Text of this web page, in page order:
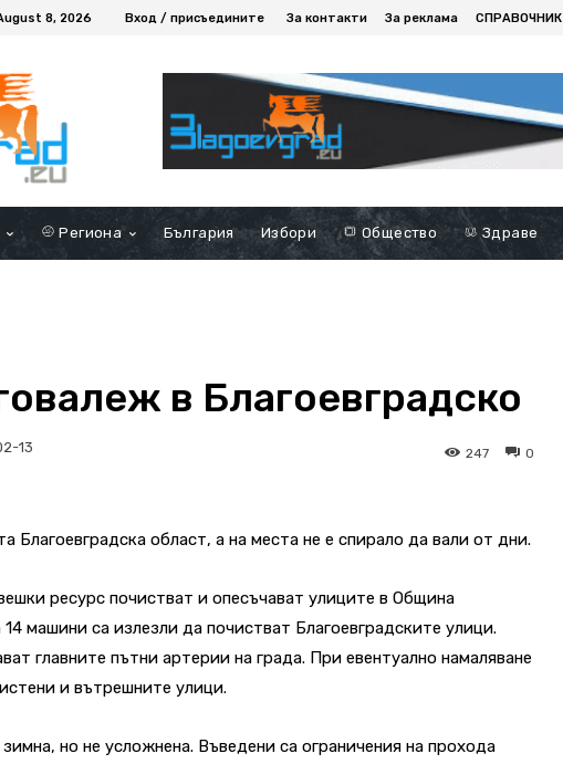
8, 2026 Вход / присъедините За контакти За реклама СПРАВОЧНИК
Региона България Избори Общество Здраве
в Благоевградско
13 0
247
Благоевградска област, а на места не е спирало да вали от дни.
ресурс почистват и опесъчават улиците в Община
машини са излезли да почистват Благоевградските улици.
главните пътни артерии на града. При евентуално намаляване
и вътрешните улици.
но не усложнена. Въведени са ограничения на прохода